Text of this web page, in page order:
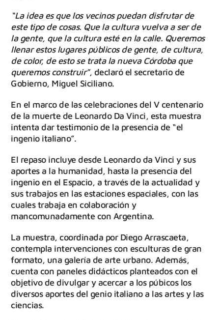
“La idea es que los vecinos puedan disfrutar de
este tipo de cosas. Que la cultura vuelva a ser de
la gente, que la cultura esté en la calle. Queremos
llenar estos lugares públicos de gente, de cultura,
de color, de esto se trata la nueva Córdoba que
queremos construir”, declaró el secretario de
Gobierno, Miguel Siciliano.
En el marco de las celebraciones del V centenario
de la muerte de Leonardo Da Vinci, esta muestra
intenta dar testimonio de la presencia de “el
ingenio italiano”.
El repaso incluye desde Leonardo da Vinci y sus
aportes a la humanidad, hasta la presencia del
ingenio en el Espacio, a través de la actualidad y
sus trabajos en las estaciones espaciales, con las
cuales trabaja en colaboración y
mancomunadamente con Argentina.
La muestra, coordinada por Diego Arrascaeta,
contempla intervenciones con esculturas de gran
formato, una galería de arte urbano. Además,
cuenta con paneles didácticos planteados con el
objetivo de divulgar y acercar a los púbicos los
diversos aportes del genio italiano a las artes y las
ciencias.